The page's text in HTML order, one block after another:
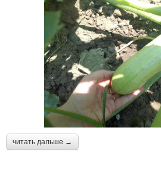
читать дальше →